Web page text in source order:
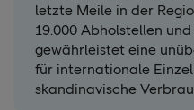
letzte Meile in der
19.000 Abholstellen
gewährleistet eine
für internationale
skandinavische